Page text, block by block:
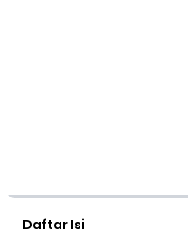
Daftar Isi